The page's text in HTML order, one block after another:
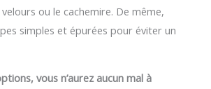
ou le cachemire. De même,
simples et épurées pour éviter un
vous n’aurez aucun mal à